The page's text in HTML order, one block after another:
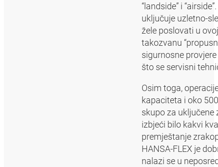
“landside” i
uključuje uzletno-
žele poslovati u
takozvanu
sigurnosne
što se servisni
Osim toga,
kapaciteta i oko
skupo za uključene
izbjeći bilo kakvi
premještanje
HANSA‑FLEX je
nalazi se u